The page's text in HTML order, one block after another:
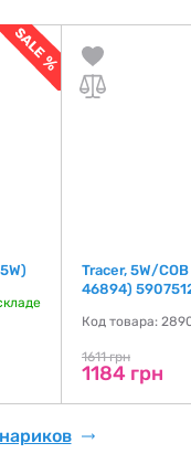
Tracer, 5W/
46894)
Код товара:
1611 грн
1184 грн